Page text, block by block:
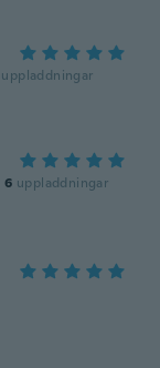
uppladdningar
6 uppladdningar